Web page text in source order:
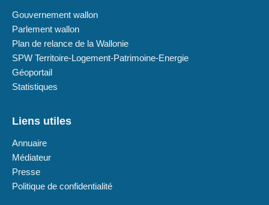
Gouvernement wallon
Parlement wallon
Plan de relance de la Wallonie
SPW Territoire-Logement-Patrimoine-Energie
Géoportail
Statistiques
Liens utiles
Annuaire
Médiateur
Presse
Politique de confidentialité